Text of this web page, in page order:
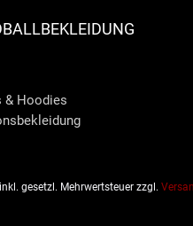
& Hoodies
gesetzl. Mehrwertsteuer zzgl.